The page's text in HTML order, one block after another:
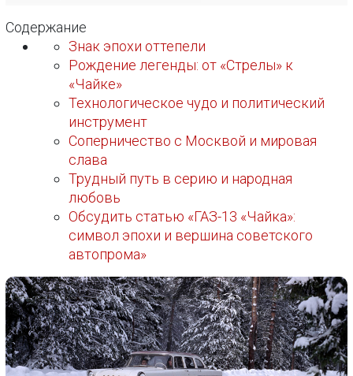
Содержание
Знак эпохи оттепели
Рождение легенды: от «Стрелы» к
«Чайке»
Технологическое чудо и политический
инструмент
Соперничество с Москвой и мировая
слава
Трудный путь в серию и народная
любовь
Обсудить статью «ГАЗ-13 «Чайка»:
символ эпохи и вершина советского
автопрома»